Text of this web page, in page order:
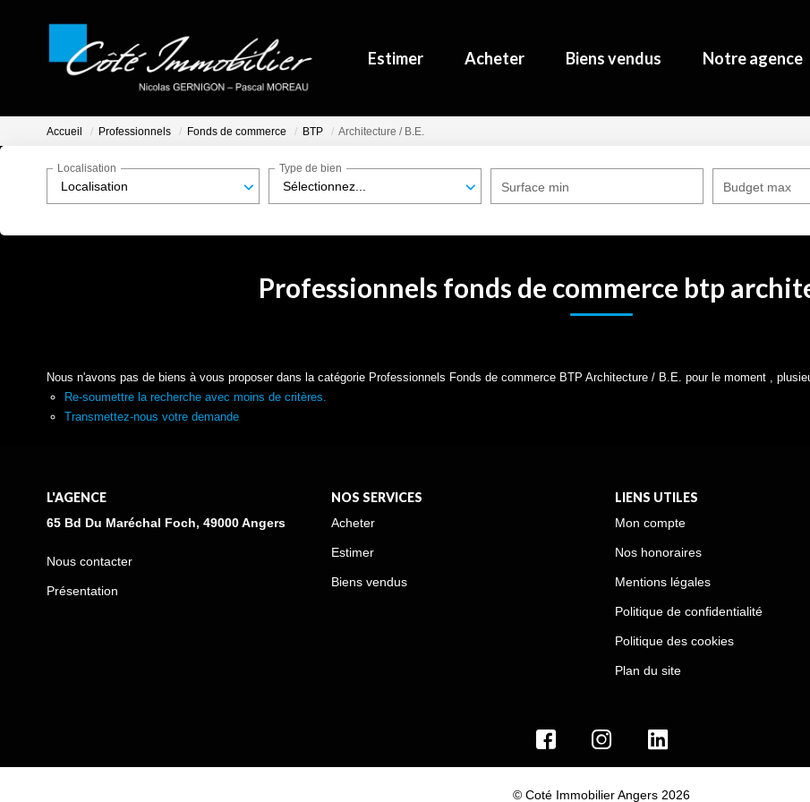
Estimer Acheter Biens vendus Notre agence
Accueil Professionnels Fonds de commerce BTP Architecture / B.E.
Localisation
Localisation
Sélectionnez...
Type de bien
Surface min Budget max
Professionnels fonds de commerce btp
Nous n'avons pas de biens à vous proposer dans la catégorie Professionnels Fonds de commerce BTP Architecture / B.E. pour le moment ,
Re-soumettre la recherche avec moins de critères.
Transmettez-nous votre demande
L'AGENCE
65 Bd Du Maréchal Foch, 49000 Angers
Nous contacter
Présentation
NOS SERVICES
Acheter
Estimer
Biens vendus
LIENS UTILES
Mon compte
Nos honoraires
Mentions légales
Politique de confidentialité
Politique des cookies
Plan du site
© Coté Immobilier Angers 2026